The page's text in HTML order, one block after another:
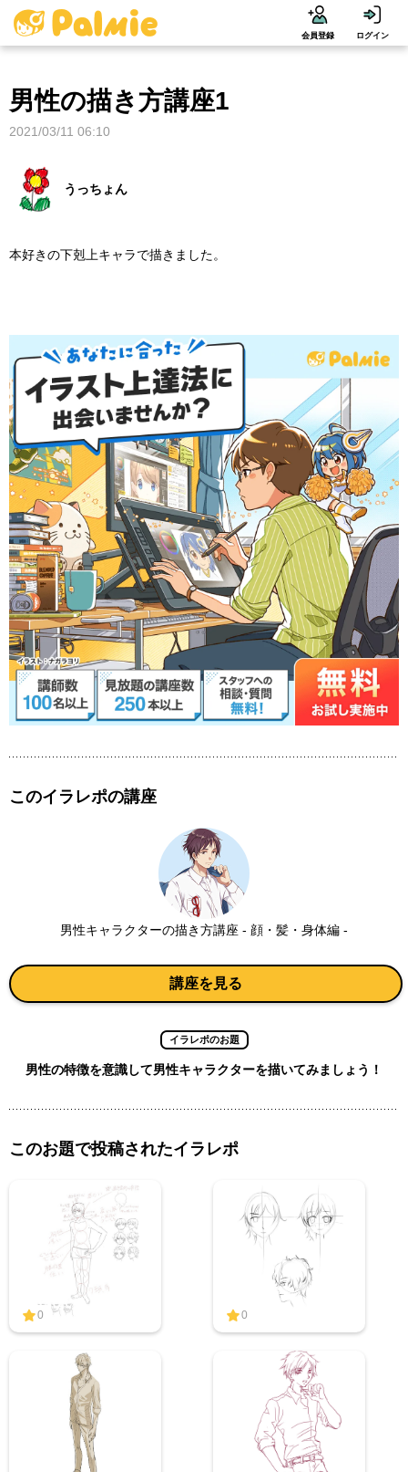
会員登録 ログイン
男性の描き方講座1
2021/03/11 06:10
うっちょん
本好きの下剋上キャラで描きました。
このイラレポの講座
男性キャラクターの描き方講座 - 顔・髪・身体編 -
講座を見る
イラレポのお題
男性の特徴を意識して男性キャラクターを描いてみましょう！
このお題で投稿されたイラレポ
0 0